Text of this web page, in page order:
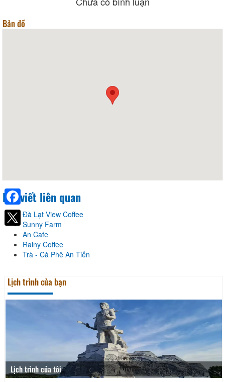
Bản đồ
Bài viết liên quan
Đà Lạt View Coffee
Sunny Farm
An Cafe
Rainy Coffee
Trà - Cà Phê An Tiến
Lịch trình của bạn
Lịch trình của tôi
Facebook